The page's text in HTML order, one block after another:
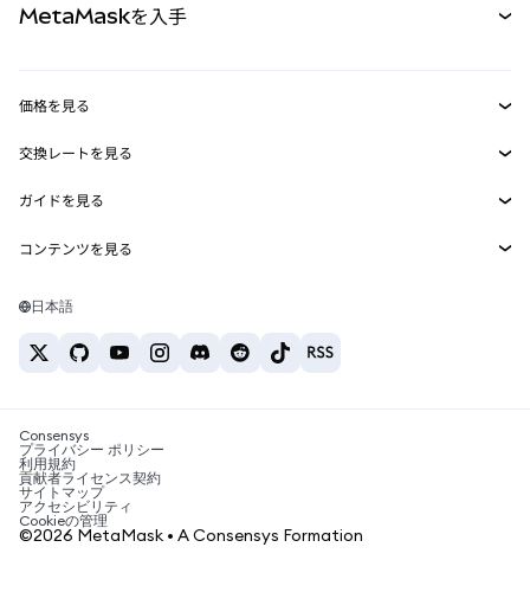
RWA
MetaMask Connect
Snaps
Web3サービス
MetaMaskを入手
セキュリティ
サポート
キャリア
お問い合わせ
価格を見る
イーサリアムの価格
Solanaの価格
Tetherの価格
交換レートを見る
ETH→USD
USDT→INR
BTC→INR
ETH→USDT
ガイドを見る
ETHの購入
USDTの購入
SHIBの購入
BNBの購入
コンテンツを見る
Solanaウォレット
税制関連ニュース
暗号資産の購入方法は？
ビットコインを売るには？
日本語
Consensys
プライバシー ポリシー
利用規約
貢献者ライセンス契約
サイトマップ
アクセシビリティ
Cookieの管理
©2026 MetaMask • A Consensys Formation